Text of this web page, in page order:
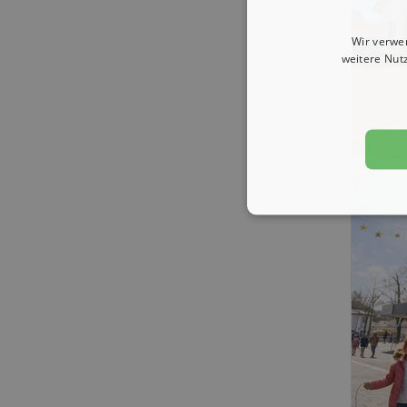
Wir
weitere